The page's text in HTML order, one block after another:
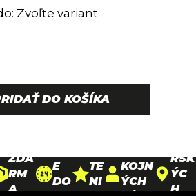
Zvoľte variant
DO KOŠÍKA
DOP
ZDA
RM
A
DO
E
DO
H
O
TE
NI
KOJN
ÝCH
RSK
ÝC
H